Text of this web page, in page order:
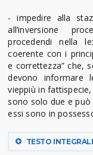
- impedire alla
all’inversione
procedendi nella
coerente con i
e correttezza” che,
devono informare
vieppiù in
sono solo due e
essi sono in
TESTO